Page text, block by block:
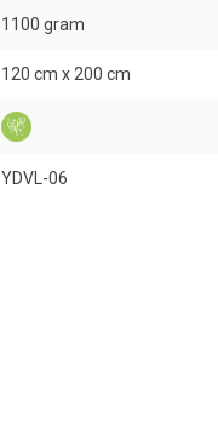
1100 gram
120 cm x 200 cm
YDVL-06